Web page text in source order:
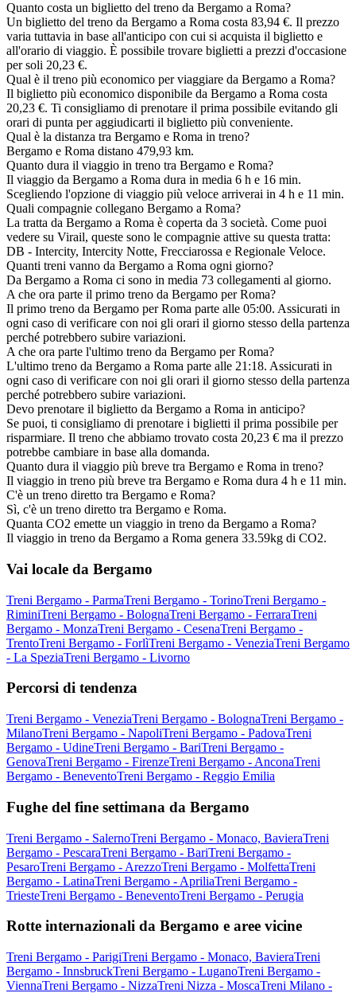
Quanto costa un biglietto del treno da Bergamo a Roma?
Un biglietto del treno da Bergamo a Roma costa 83,94 €. Il prezzo
varia tuttavia in base all'anticipo con cui si acquista il biglietto e
all'orario di viaggio. È possibile trovare biglietti a prezzi d'occasione
per soli 20,23 €.
Qual è il treno più economico per viaggiare da Bergamo a Roma?
Il biglietto più economico disponibile da Bergamo a Roma costa
20,23 €. Ti consigliamo di prenotare il prima possibile evitando gli
orari di punta per aggiudicarti il biglietto più conveniente.
Qual è la distanza tra Bergamo e Roma in treno?
Bergamo e Roma distano 479,93 km.
Quanto dura il viaggio in treno tra Bergamo e Roma?
Il viaggio da Bergamo a Roma dura in media 6 h e 16 min.
Scegliendo l'opzione di viaggio più veloce arriverai in 4 h e 11 min.
Quali compagnie collegano Bergamo a Roma?
La tratta da Bergamo a Roma è coperta da 3 società. Come puoi
vedere su Virail, queste sono le compagnie attive su questa tratta:
DB - Intercity, Intercity Notte, Frecciarossa e Regionale Veloce.
Quanti treni vanno da Bergamo a Roma ogni giorno?
Da Bergamo a Roma ci sono in media 73 collegamenti al giorno.
A che ora parte il primo treno da Bergamo per Roma?
Il primo treno da Bergamo per Roma parte alle 05:00. Assicurati in
ogni caso di verificare con noi gli orari il giorno stesso della partenza
perché potrebbero subire variazioni.
A che ora parte l'ultimo treno da Bergamo per Roma?
L'ultimo treno da Bergamo a Roma parte alle 21:18. Assicurati in
ogni caso di verificare con noi gli orari il giorno stesso della partenza
perché potrebbero subire variazioni.
Devo prenotare il biglietto da Bergamo a Roma in anticipo?
Se puoi, ti consigliamo di prenotare i biglietti il prima possibile per
risparmiare. Il treno che abbiamo trovato costa 20,23 € ma il prezzo
potrebbe cambiare in base alla domanda.
Quanto dura il viaggio più breve tra Bergamo e Roma in treno?
Il viaggio in treno più breve tra Bergamo e Roma dura 4 h e 11 min.
C'è un treno diretto tra Bergamo e Roma?
Sì, c'è un treno diretto tra Bergamo e Roma.
Quanta CO2 emette un viaggio in treno da Bergamo a Roma?
Il viaggio in treno da Bergamo a Roma genera 33.59kg di CO2.
Vai locale da Bergamo
Treni Bergamo - ParmaTreni Bergamo - TorinoTreni Bergamo -
RiminiTreni Bergamo - BolognaTreni Bergamo - FerraraTreni
Bergamo - MonzaTreni Bergamo - CesenaTreni Bergamo -
TrentoTreni Bergamo - ForlìTreni Bergamo - VeneziaTreni Bergamo
- La SpeziaTreni Bergamo - Livorno
Percorsi di tendenza
Treni Bergamo - VeneziaTreni Bergamo - BolognaTreni Bergamo -
MilanoTreni Bergamo - NapoliTreni Bergamo - PadovaTreni
Bergamo - UdineTreni Bergamo - BariTreni Bergamo -
GenovaTreni Bergamo - FirenzeTreni Bergamo - AnconaTreni
Bergamo - BeneventoTreni Bergamo - Reggio Emilia
Fughe del fine settimana da Bergamo
Treni Bergamo - SalernoTreni Bergamo - Monaco, BavieraTreni
Bergamo - PescaraTreni Bergamo - BariTreni Bergamo -
PesaroTreni Bergamo - ArezzoTreni Bergamo - MolfettaTreni
Bergamo - LatinaTreni Bergamo - ApriliaTreni Bergamo -
TriesteTreni Bergamo - BeneventoTreni Bergamo - Perugia
Rotte internazionali da Bergamo e aree vicine
Treni Bergamo - ParigiTreni Bergamo - Monaco, BavieraTreni
Bergamo - InnsbruckTreni Bergamo - LuganoTreni Bergamo -
ViennaTreni Bergamo - NizzaTreni Nizza - MoscaTreni Milano -